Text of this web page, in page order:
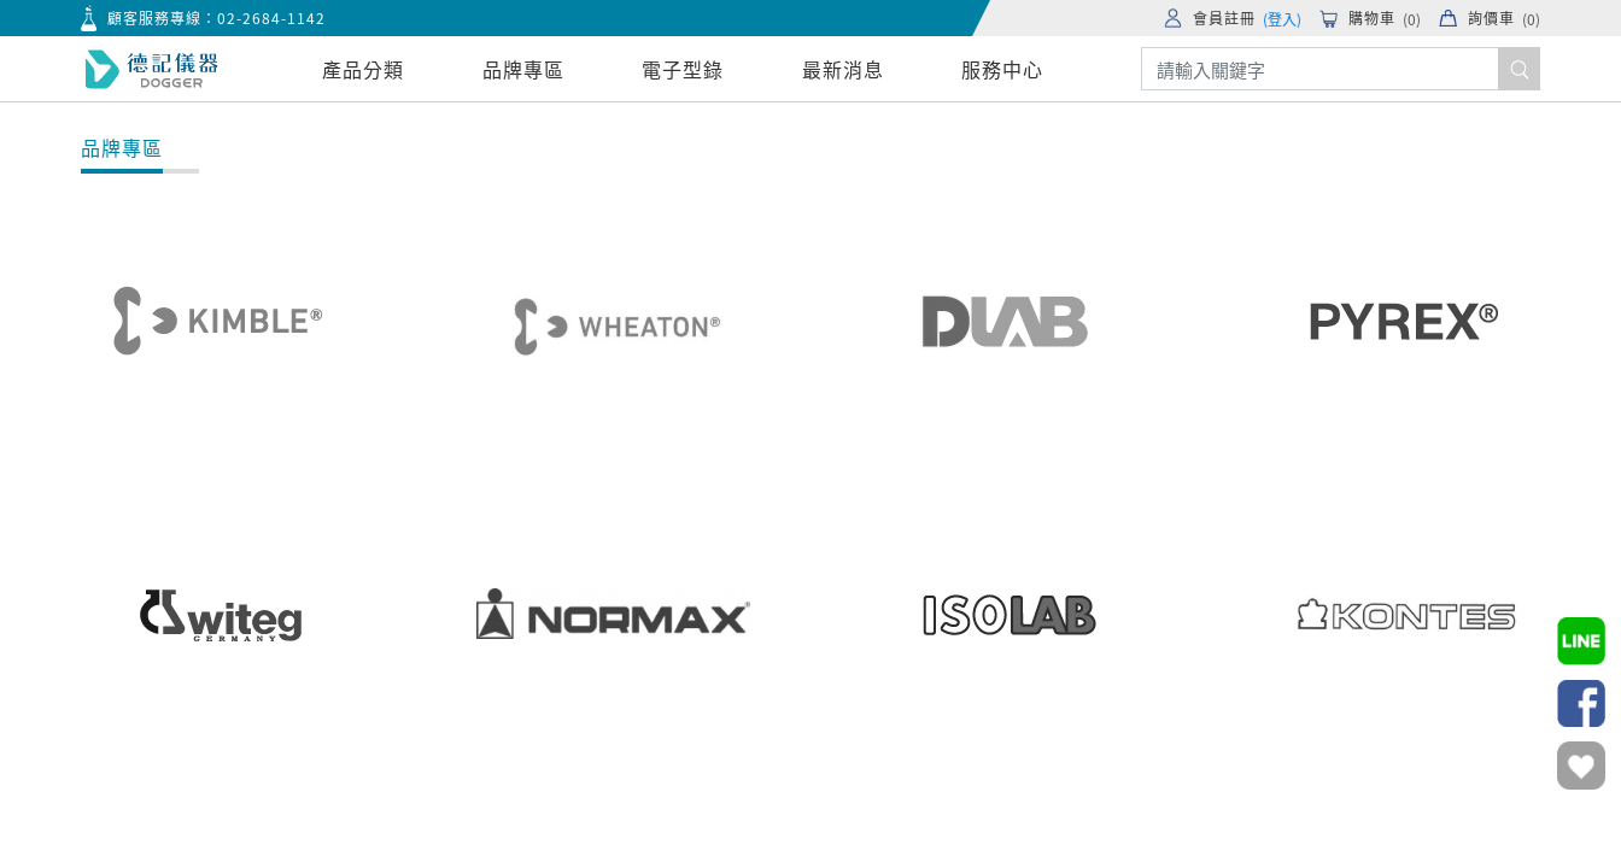
顧客服務專線：02-2684-1142 會員註冊 (登入) 購物車 (0) 詢價車 (0)
產品分類 品牌專區 電子型錄 最新消息 服務中心
品牌專區